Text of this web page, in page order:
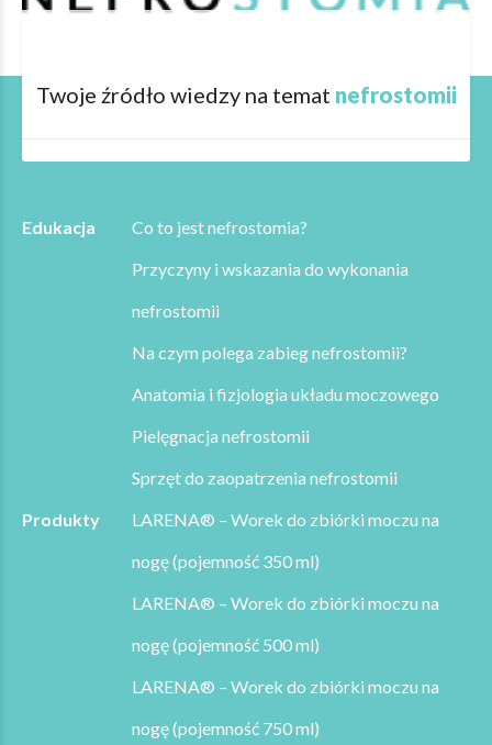
Twoje źródło wiedzy na temat nefrostomii
Edukacja
Co to jest nefrostomia?
Przyczyny i wskazania do wykonania
nefrostomii
Na czym polega zabieg nefrostomii?
Anatomia i fizjologia układu moczowego
Pielęgnacja nefrostomii
Sprzęt do zaopatrzenia nefrostomii
Produkty
LARENA® – Worek do zbiórki moczu na
nogę (pojemność 350 ml)
LARENA® – Worek do zbiórki moczu na
nogę (pojemność 500 ml)
LARENA® – Worek do zbiórki moczu na
nogę (pojemność 750 ml)